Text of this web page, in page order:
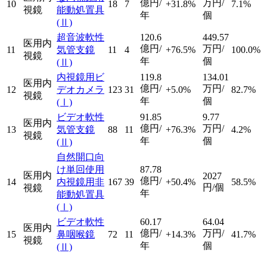
10
視鏡
能動処置具
(Ⅱ)
18 7
億円/
年
+31.8%
万円/
個
7.1%
11
医用内
視鏡
超音波軟性
気管支鏡
(Ⅱ)
11 4
120.6
億円/
年
+76.5%
449.57
万円/
個
100.0%
12
医用内
視鏡
内視鏡用ビ
デオカメラ
(Ⅰ)
123 31
119.8
億円/
年
+5.0%
134.01
万円/
個
82.7%
13
医用内
視鏡
ビデオ軟性
気管支鏡
(Ⅱ)
88 11
91.85
億円/
年
+76.3%
9.77
万円/
個
4.2%
14
医用内
視鏡
自然開口向
け単回使用
内視鏡用非
能動処置具
(Ⅰ)
167 39
87.78
億円/
年
+50.4%
2027
円/個
58.5%
15
医用内
視鏡
ビデオ軟性
鼻咽喉鏡
(Ⅱ)
72 11
60.17
億円/
年
+14.3%
64.04
万円/
個
41.7%